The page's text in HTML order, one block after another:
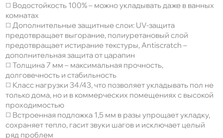
◻️ Водостойкость 100% – можно укладывать даже в ванных
комнатах
◻️ Дополнительные защитные слои: UV-защита
предотвращает выгорание, полиуретановый слой
предотвращает истирание текстуры, Antiscratch –
дополнительная защита от царапин
◻️ Толщина 7 мм – максимальная прочность,
долговечность и стабильность
◻️ Класс нагрузки 34/43, что позволяет укладывать пол не
только дома, но и в коммерческих помещениях с высокой
проходимостью
◻️ Встроенная подложка 1,5 мм в разы упрощает укладку,
сохраняет тепло, гасит звуки шагов и исключает целый
ряд проблем